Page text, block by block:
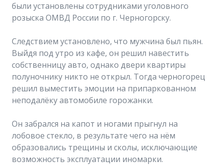
были установлены сотрудниками уголовного
розыска ОМВД России по г. Черногорску.
Следствием установлено, что мужчина был пьян.
Выйдя под утро из кафе, он решил навестить
собственницу авто, однако двери квартиры
полуночнику никто не открыл. Тогда черногорец
решил выместить эмоции на припаркованном
неподалёку автомобиле горожанки.
Он забрался на капот и ногами прыгнул на
лобовое стекло, в результате чего на нём
образовались трещины и сколы, исключающие
возможность эксплуатации иномарки.